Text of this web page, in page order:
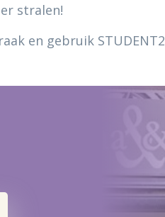
stralen!
en gebruik